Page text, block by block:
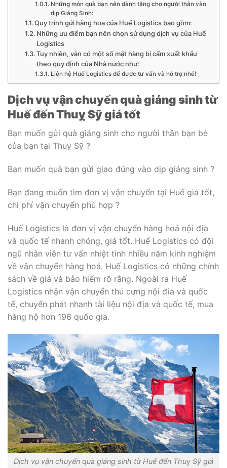
Những món quà bạn nên dành tặng cho người thân vào
dịp Giáng Sinh:
Quy trình gửi hàng hoa của Huế Logistics bao gồm:
Những ưu điểm bạn nên chọn sử dụng dịch vụ của Huế
Logistics
Tuy nhiên, vẫn có một số mặt hàng bị cấm xuất khẩu
theo quy định của Nhà nước như:
Liên hệ Huế Logistics để được tư vấn và hỗ trợ nhé!
Dịch vụ vận chuyển quà giáng sinh từ
Huế đến Thuỵ Sỹ giá tốt
Bạn muốn gửi quà giáng sinh cho người thân bạn bè
của bạn tại Thuỵ Sỹ ?
Bạn muốn quà bạn gửi giao đúng vào dịp giáng sinh ?
Bạn đang muốn tìm đơn vị vận chuyển tại Huế giá tốt,
chi phí vận chuyển phù hợp ?
Huế Logistics là đơn vị vận chuyển hàng hoá nội địa
và quốc tế nhanh chóng, giá tốt. Huế Logistics có đội
ngũ nhân viên tư vấn nhiệt tình nhiều năm kinh nghiệm
về vận chuyển hàng hoá. Huế Logistics có những chính
sách về giá và bảo hiểm rõ rằng. Ngoài ra Huế
Logistics nhận vận chuyển thú cưng nội đia và quốc
tế, chuyển phát nhanh tài liệu nội địa và quốc tế, mua
hàng hộ hơn 196 quốc gia.
Dịch vụ vận chuyển quà giáng sinh từ Huế đến Thuỵ Sỹ giá